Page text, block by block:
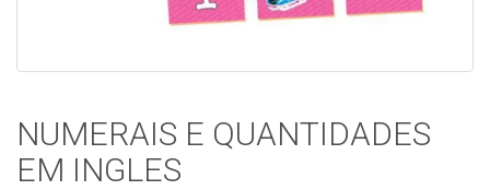
NUMERAIS E QUANTIDADES
EM INGLES